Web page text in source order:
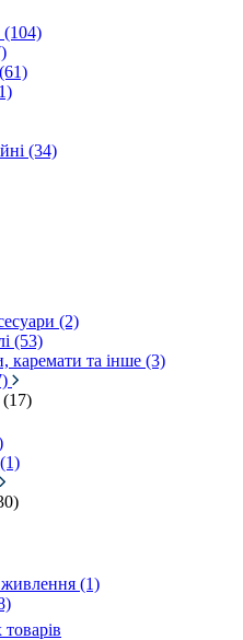
(104)
(34)
(2)
(53)
каремати та інше (3)
(17)
живлення (1)